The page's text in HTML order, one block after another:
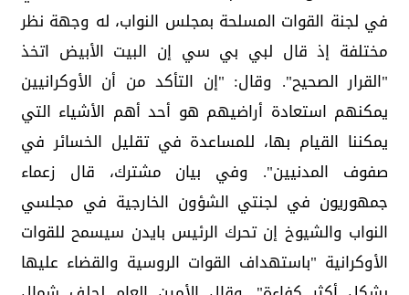
في لجنة القوات المسلحة بمجلس النواب، له وجهة نظر
مختلفة إذ قال لبي بي سي إن البيت الأبيض اتخذ
"القرار الصحيح". وقال: "إن التأكد من أن الأوكرانيين
يمكنهم استعادة أراضيهم هو أحد أهم الأشياء التي
يمكننا القيام بها، للمساعدة في تقليل الخسائر في
صفوف المدنيين". وفي بيان مشترك، قال زعماء
جمهوريون في لجنتي الشؤون الخارجية في مجلسي
النواب والشيوخ إن تحرك الرئيس بايدن سيسمح للقوات
الأوكرانية "باستهداف القوات الروسية والقضاء عليها